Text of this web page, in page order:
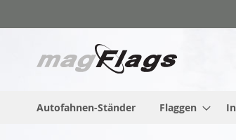
Inhalt
Autofahnen-Ständer Flaggen